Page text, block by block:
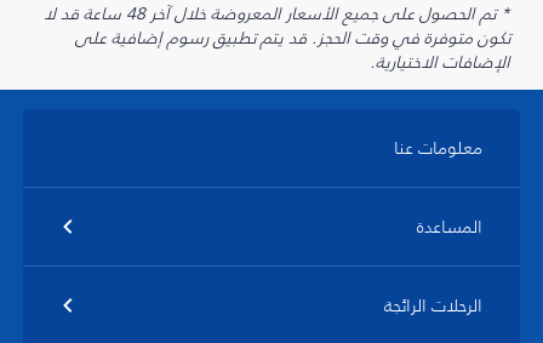
* تم الحصول على جميع الأسعار المعروضة خلال آخر 48 ساعة قد لا
تكون متوفرة في وقت الحجز. قد يتم تطبيق رسوم إضافية على
الإضافات الاختيارية.
معلومات عنا
المساعدة
الرحلات الرائجة